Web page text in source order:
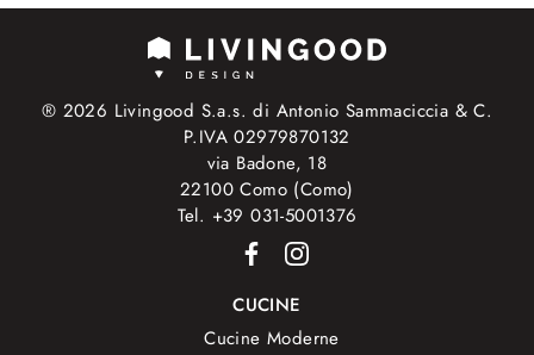
® 2026 Livingood S.a.s. di Antonio Sammaciccia & C.
P.IVA 02979870132
via Badone, 18
22100 Como (Como)
Tel. +39 031-5001376
CUCINE
Cucine Moderne